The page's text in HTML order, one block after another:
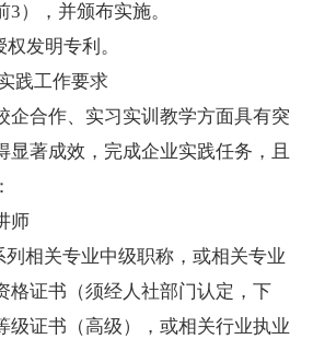
3），并颁布实施。
发明专利。
践工作要求
合作、实习实训教学方面具有突
显著成效，完成企业实践任务，且
师
列相关专业中级职称，或相关专业
格证书（须经人社部门认定，下
级证书（高级），或相关行业执业